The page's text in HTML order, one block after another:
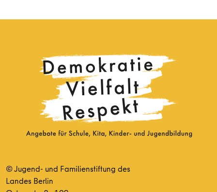
© Jugend- und Familienstiftung des
Landes Berlin